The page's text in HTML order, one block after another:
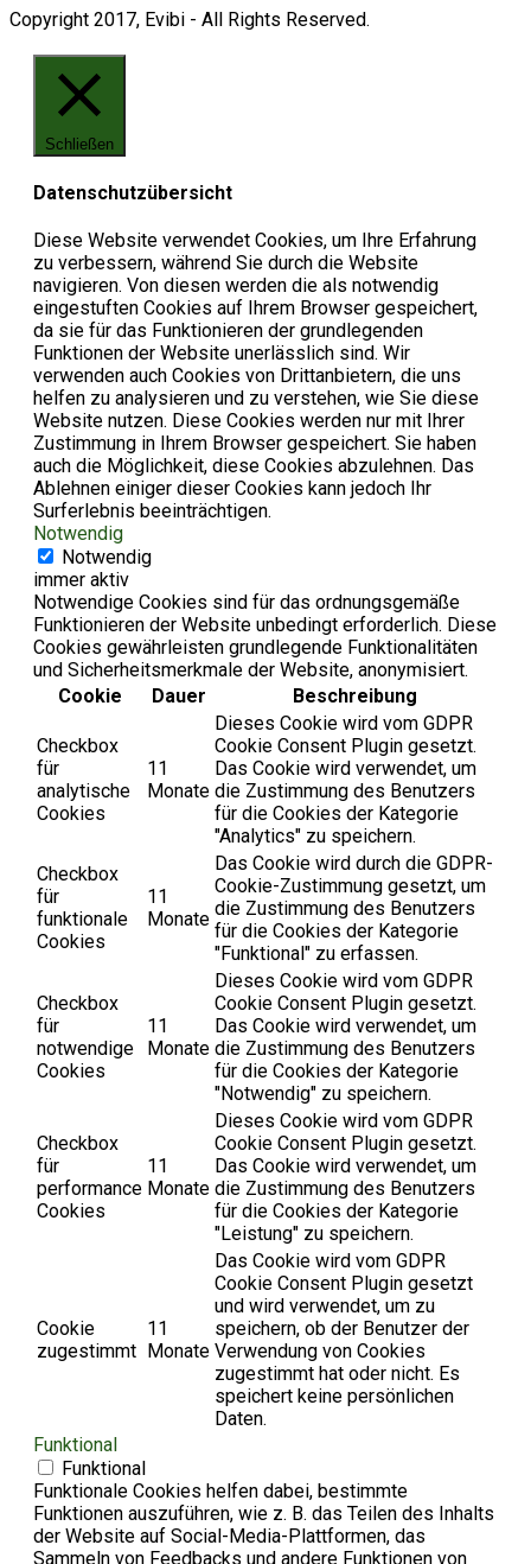
Copyright 2017, Evibi - All Rights Reserved.
Schließen
Datenschutzübersicht
Diese Website verwendet Cookies, um Ihre Erfahrung
zu verbessern, während Sie durch die Website
navigieren. Von diesen werden die als notwendig
eingestuften Cookies auf Ihrem Browser gespeichert,
da sie für das Funktionieren der grundlegenden
Funktionen der Website unerlässlich sind. Wir
verwenden auch Cookies von Drittanbietern, die uns
helfen zu analysieren und zu verstehen, wie Sie diese
Website nutzen. Diese Cookies werden nur mit Ihrer
Zustimmung in Ihrem Browser gespeichert. Sie haben
auch die Möglichkeit, diese Cookies abzulehnen. Das
Ablehnen einiger dieser Cookies kann jedoch Ihr
Surferlebnis beeinträchtigen.
Notwendig
Notwendig
immer aktiv
Notwendige Cookies sind für das ordnungsgemäße
Funktionieren der Website unbedingt erforderlich. Diese
Cookies gewährleisten grundlegende Funktionalitäten
und Sicherheitsmerkmale der Website, anonymisiert.
Cookie
Dauer Beschreibung
Checkbox
für
analytische
Cookies
11
Monate
Dieses Cookie wird vom GDPR
Cookie Consent Plugin gesetzt.
Das Cookie wird verwendet, um
die Zustimmung des Benutzers
für die Cookies der Kategorie
"Analytics" zu speichern.
Checkbox
für
funktionale
Cookies
11
Monate
Das Cookie wird durch die GDPR-
Cookie-Zustimmung gesetzt, um
die Zustimmung des Benutzers
für die Cookies der Kategorie
"Funktional" zu erfassen.
Checkbox
für
notwendige
Cookies
11
Monate
Dieses Cookie wird vom GDPR
Cookie Consent Plugin gesetzt.
Das Cookie wird verwendet, um
die Zustimmung des Benutzers
für die Cookies der Kategorie
"Notwendig" zu speichern.
Checkbox
für
performance
Cookies
11
Monate
Dieses Cookie wird vom GDPR
Cookie Consent Plugin gesetzt.
Das Cookie wird verwendet, um
die Zustimmung des Benutzers
für die Cookies der Kategorie
"Leistung" zu speichern.
Cookie
zugestimmt
11
Monate
Das Cookie wird vom GDPR
Cookie Consent Plugin gesetzt
und wird verwendet, um zu
speichern, ob der Benutzer der
Verwendung von Cookies
zugestimmt hat oder nicht. Es
speichert keine persönlichen
Daten.
Funktional
Funktional
Funktionale Cookies helfen dabei, bestimmte
Funktionen auszuführen, wie z. B. das Teilen des Inhalts
der Website auf Social-Media-Plattformen, das
Sammeln von Feedbacks und andere Funktionen von